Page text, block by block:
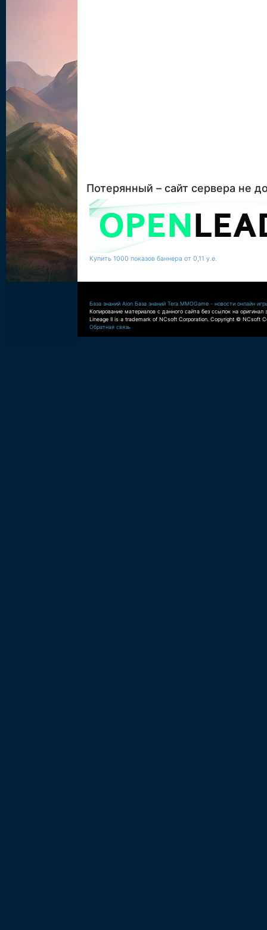
Потерянный – сайт сервера не
Купить 1000 показов баннера от 0,11 у.е.
База знаний Aion База знаний Tera MMOGame - новости онлайн
Копирование материалов с данного сайта без ссылок на оригинал
Lineage II is a trademark of NCsoft Corporation. Copyright © NCsoft
Обратная связь